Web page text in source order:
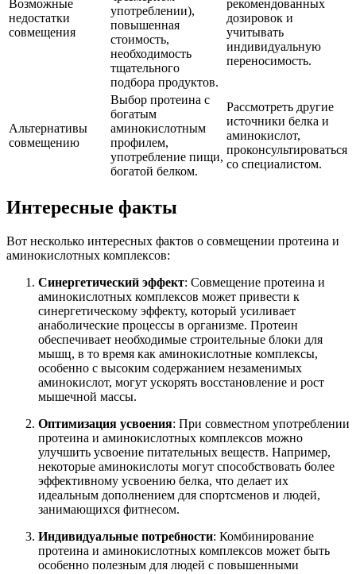
Возможные
недостатки
совмещения
употреблении),
повышенная
стоимость,
необходимость
тщательного
подбора продуктов.
рекомендованных
дозировок и
учитывать
индивидуальную
переносимость.
Альтернативы
совмещению
Выбор протеина с
богатым
аминокислотным
профилем,
употребление пищи,
богатой белком.
Рассмотреть другие
источники белка и
аминокислот,
проконсультироваться
со специалистом.
Интересные факты
Вот несколько интересных фактов о совмещении протеина и
аминокислотных комплексов:
Синергетический эффект: Совмещение протеина и
аминокислотных комплексов может привести к
синергетическому эффекту, который усиливает
анаболические процессы в организме. Протеин
обеспечивает необходимые строительные блоки для
мышц, в то время как аминокислотные комплексы,
особенно с высоким содержанием незаменимых
аминокислот, могут ускорять восстановление и рост
мышечной массы.
Оптимизация усвоения: При совместном употреблении
протеина и аминокислотных комплексов можно
улучшить усвоение питательных веществ. Например,
некоторые аминокислоты могут способствовать более
эффективному усвоению белка, что делает их
идеальным дополнением для спортсменов и людей,
занимающихся фитнесом.
Индивидуальные потребности: Комбинирование
протеина и аминокислотных комплексов может быть
особенно полезным для людей с повышенными